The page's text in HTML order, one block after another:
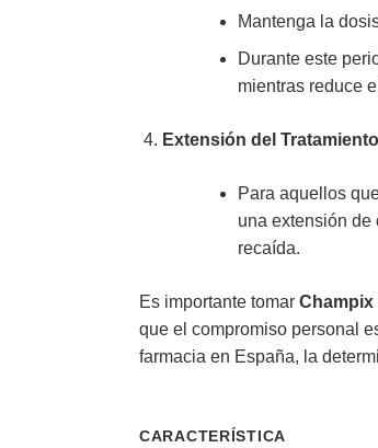
Mantenga la
Durante este
mientras reduce
Extensión del
Para aquellos
una extensión de
recaída.
Es importante tomar Champix
que el compromiso personal
farmacia en España, la
CARACTERÍSTICA